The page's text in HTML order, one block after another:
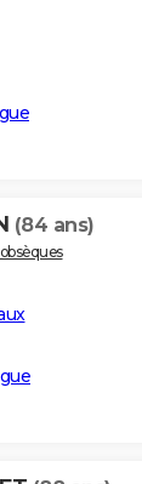
(84 ans)